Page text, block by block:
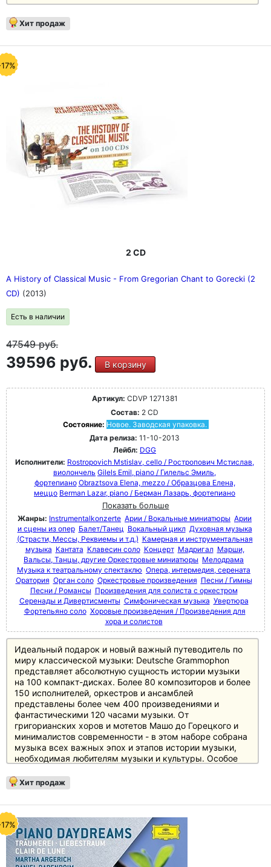
Хит продаж
2 CD
A History of Classical Music - From Gregorian Chant to Gorecki (2
CD) (2013)
Есть в наличии
47549руб.
39596 руб. В корзину
Артикул: CDVP 1271381
Состав: 2 CD
Состояние: Новое. Заводская упаковка.
Дата релиза: 11-10-2013
Лейбл: DGG
Исполнители: Rostropovich Mstislav, cello / Ростропович Мстислав,
виолончель Gilels Emil, piano / Гилельс Эмиль,
фортепиано Obraztsova Elena, mezzo / Образцова Елена,
меццо Berman Lazar, piano / Берман Лазарь, фортепиано
Показать больше
Жанры: Instrumentalkonzerte Арии / Вокальные миниатюры Арии
и сцены из опер Балет/Танец Вокальный цикл Духовная музыка
(Страсти, Мессы, Реквиемы и т.д.) Камерная и инструментальная
музыка Кантата Клавесин соло Концерт Мадригал Марши,
Вальсы, Танцы, другие Оркестровые миниатюры Мелодрама
Музыка к театральному спектаклю Опера, интермедия, серената
Оратория Орган соло Оркестровые произведения Песни / Гимны
Песни / Романсы Произведения для солиста с оркестром
Серенады и Дивертисменты Симфоническая музыка Увертюра
Фортепьяно соло Хоровые произведения / Произведения для
хора и солистов
Идеальный подарок и новый важный путеводитель по
миру классической музыки: Deutsche Grammophon
представляет абсолютную сущность истории музыки
на 100 компакт-дисках. Более 80 композиторов и более
150 исполнителей, оркестров и ансамблей
представлены более чем 400 произведениями и
фантастическими 120 часами музыки. От
григорианских хоров и мотетов Машо до Горецкого и
минималистов современности - в этом наборе собрана
музыка всех важных эпох и этапов истории музыки,
необходимая любителям музыки и культуры. Особое
классиками и романтиками, а также XX веку, который
представлен в боксе не менее чем 20 дисками.
полноцветный буклет с новым эссе британского автора
и музыкального критика Джереми Николаса, а также
краткими биографическими сведениями и
фотографиями каждого из представленных в боксе
композиторов.
Хит продаж